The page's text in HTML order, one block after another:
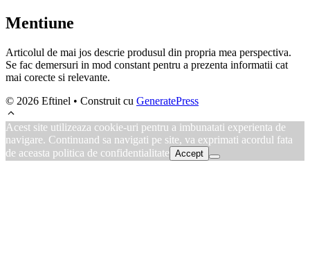
Mentiune
Articolul de mai jos descrie produsul din propria mea perspectiva.
Se fac demersuri in mod constant pentru a prezenta informatii cat
mai corecte si relevante.
© 2026 Eftinel • Construit cu GeneratePress
Acest site utilizeaza cookie-uri pentru a imbunatati experienta de
navigare. Continuand sa navigati pe site, va exprimati acordul fata
de aceasta politica de confidentialitate Accept